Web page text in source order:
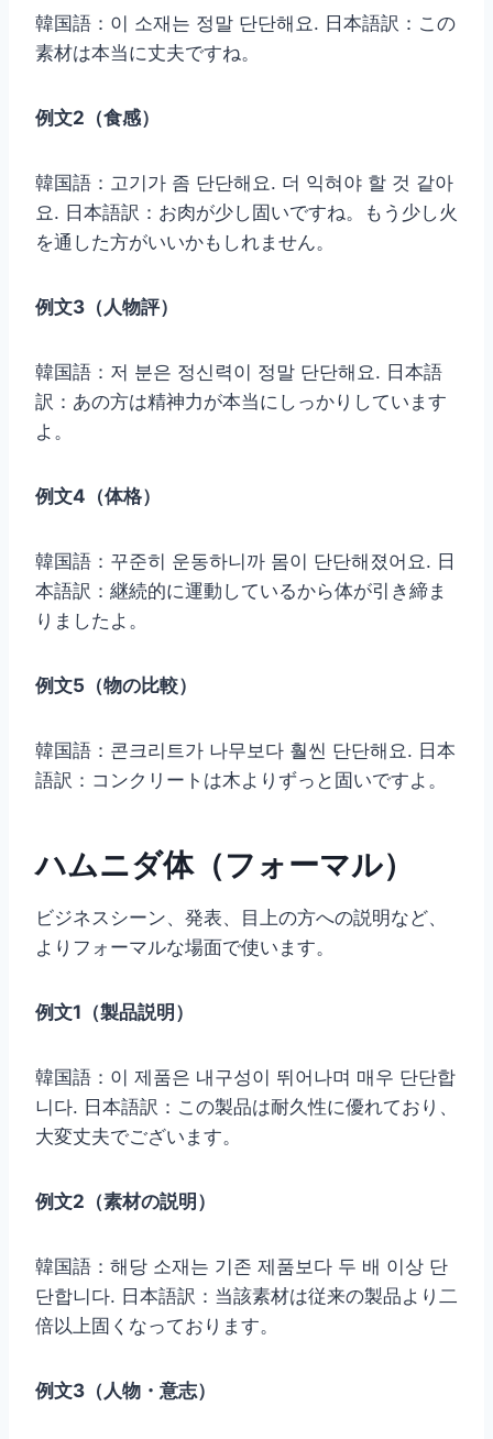
韓国語：이 소재는 정말 단단해요. 日本語訳：この
素材は本当に丈夫ですね。
例文2（食感）
韓国語：고기가 좀 단단해요. 더 익혀야 할 것 같아
요. 日本語訳：お肉が少し固いですね。もう少し火
を通した方がいいかもしれません。
例文3（人物評）
韓国語：저 분은 정신력이 정말 단단해요. 日本語
訳：あの方は精神力が本当にしっかりしています
よ。
例文4（体格）
韓国語：꾸준히 운동하니까 몸이 단단해졌어요. 日
本語訳：継続的に運動しているから体が引き締ま
りましたよ。
例文5（物の比較）
韓国語：콘크리트가 나무보다 훨씬 단단해요. 日本
語訳：コンクリートは木よりずっと固いですよ。
ハムニダ体（フォーマル）
ビジネスシーン、発表、目上の方への説明など、
よりフォーマルな場面で使います。
例文1（製品説明）
韓国語：이 제품은 내구성이 뛰어나며 매우 단단합
니다. 日本語訳：この製品は耐久性に優れており、
大変丈夫でございます。
例文2（素材の説明）
韓国語：해당 소재는 기존 제품보다 두 배 이상 단
단합니다. 日本語訳：当該素材は従来の製品より二
倍以上固くなっております。
例文3（人物・意志）